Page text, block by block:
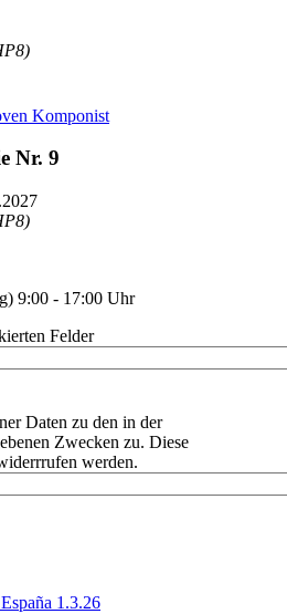
Nr. 9
9:00 - 17:00 Uhr
Felder
Daten zu den in der
Zwecken zu. Diese
werden.
1.3.26